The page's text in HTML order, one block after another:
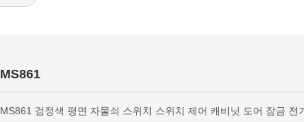
MS861
MS861 검정색 평면 자물쇠 스위치 스위치 제어 캐비닛 도어 잠금 전